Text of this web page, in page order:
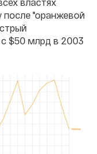
властях
после "оранжевой
$50 млрд в 2003